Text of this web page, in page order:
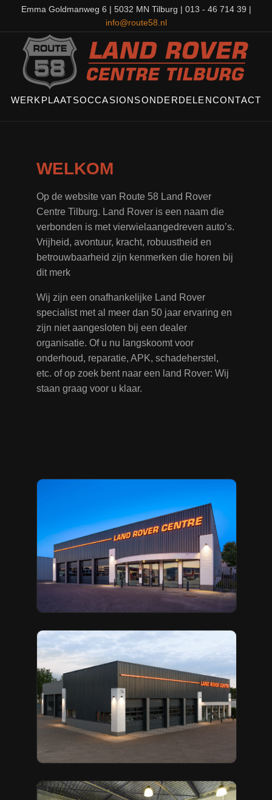
Emma Goldmanweg 6 | 5032 MN Tilburg | 013 - 46 714 39 |
info@route58.nl
WERKPLAATSOCCASIONSONDERDELENCONTACT
WELKOM
Op de website van Route 58 Land Rover
Centre Tilburg. Land Rover is een naam die
verbonden is met vierwielaangedreven auto’s.
Vrijheid, avontuur, kracht, robuustheid en
betrouwbaarheid zijn kenmerken die horen bij
dit merk
Wij zijn een onafhankelijke Land Rover
specialist met al meer dan 50 jaar ervaring en
zijn niet aangesloten bij een dealer
organisatie. Of u nu langskoomt voor
onderhoud, reparatie, APK, schadeherstel,
etc. of op zoek bent naar een land Rover: Wij
staan graag voor u klaar.